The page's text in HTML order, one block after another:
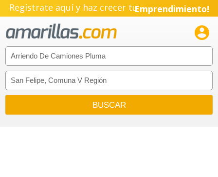
Regístrate aquí y haz crecer tuEmprendimiento!
